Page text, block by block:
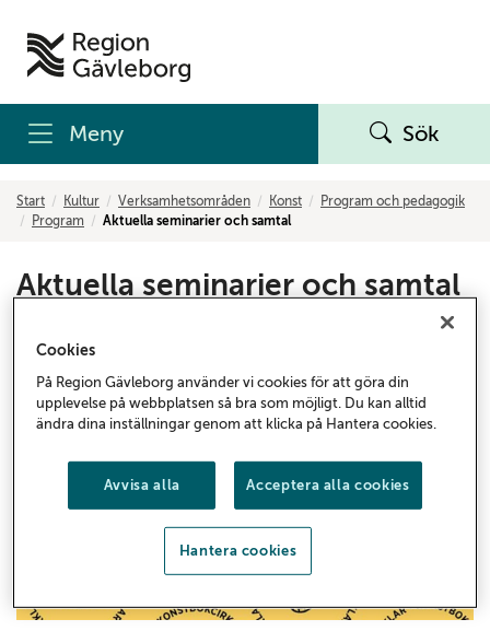
Meny Sök
Start Kultur Verksamhetsområden Konst
Program och pedagogik
Program
Aktuella seminarier och samtal
Aktuella seminarier och samtal
Cookies
På Region Gävleborg använder vi cookies för att göra din
upplevelse på webbplatsen så bra som möjligt. Du kan alltid
ändra dina inställningar genom att klicka på Hantera cookies.
Avvisa alla Acceptera alla cookies
Hantera cookies